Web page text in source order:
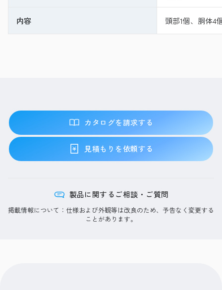
内容 頭部1個、胴体4
カタログを請求する
見積もりを依頼する
製品に関するご相談・ご質問
掲載情報について：仕様および外観等は改良のため、予告なく変更する
ことがあります。